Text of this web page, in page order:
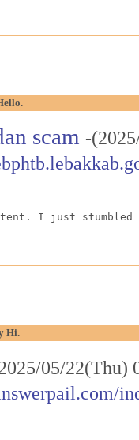
scam -
I just
Hi.
05/